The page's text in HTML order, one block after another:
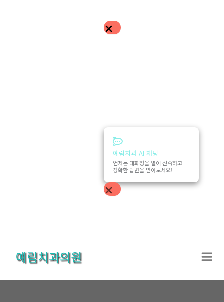
예림치과 AI 채팅
언제든 대화창을 열어 신속하고
정확한 답변을 받아보세요!
건
예림치과의원